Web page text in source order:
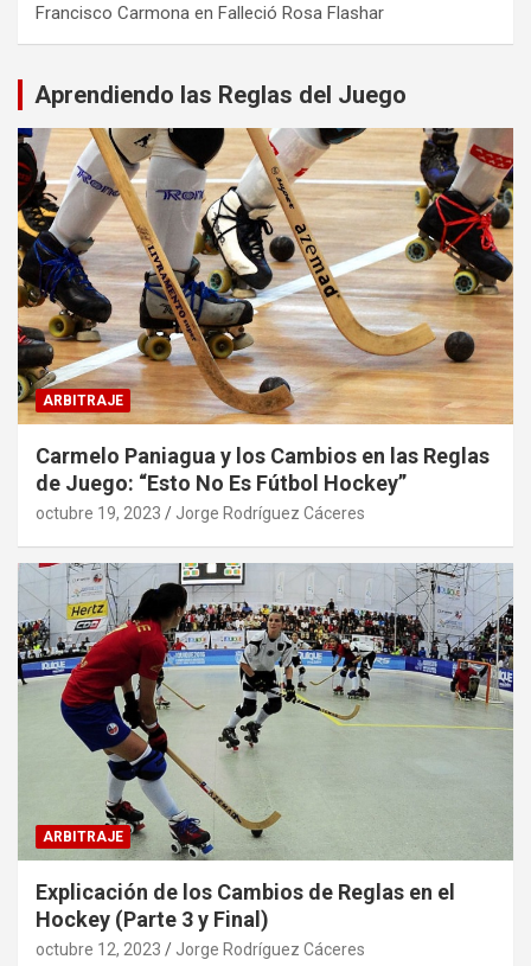
Francisco Carmona en Falleció Rosa Flashar
Aprendiendo las Reglas del Juego
ARBITRAJE
Carmelo Paniagua y los Cambios en las Reglas
de Juego: “Esto No Es Fútbol Hockey”
octubre 19, 2023 Jorge Rodríguez Cáceres
ARBITRAJE
Explicación de los Cambios de Reglas en el
Hockey (Parte 3 y Final)
octubre 12, 2023 Jorge Rodríguez Cáceres